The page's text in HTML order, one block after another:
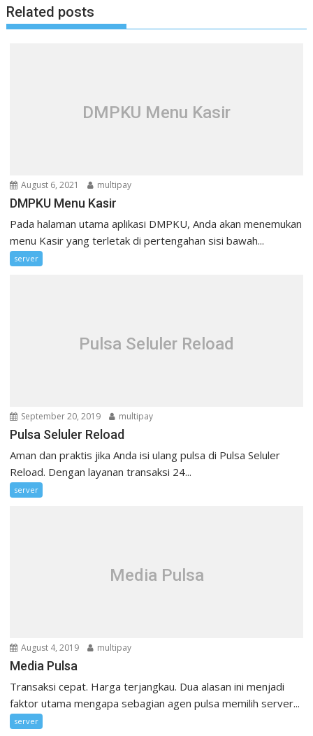
Related posts
DMPKU Menu Kasir
August 6, 2021 multipay
DMPKU Menu Kasir
Pada halaman utama aplikasi DMPKU, Anda akan menemukan
menu Kasir yang terletak di pertengahan sisi bawah...
server
Pulsa Seluler Reload
September 20, 2019 multipay
Pulsa Seluler Reload
Aman dan praktis jika Anda isi ulang pulsa di Pulsa Seluler
Reload. Dengan layanan transaksi 24...
server
Media Pulsa
August 4, 2019 multipay
Media Pulsa
Transaksi cepat. Harga terjangkau. Dua alasan ini menjadi
faktor utama mengapa sebagian agen pulsa memilih server...
server